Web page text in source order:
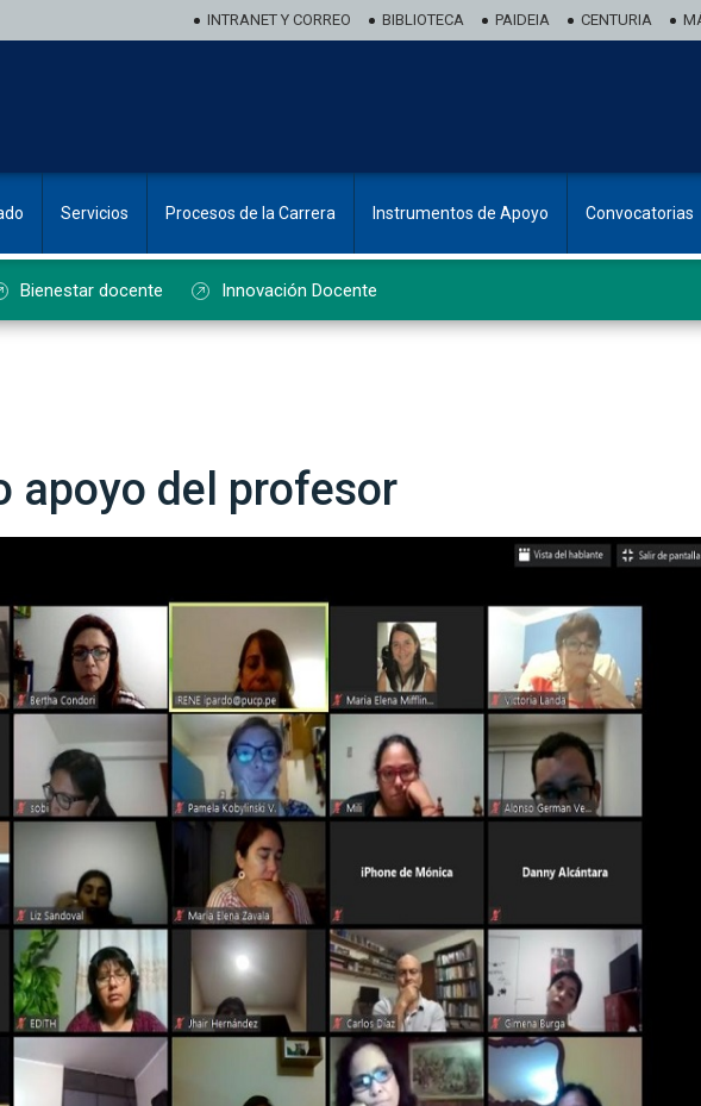
INTRANET Y CORREO BIBLIOTECA PAIDEIA CENTURIA
Servicios Procesos de la Carrera Instrumentos de Apoyo Convocatorias
Bienestar docente Innovación Docente
apoyo del profesor